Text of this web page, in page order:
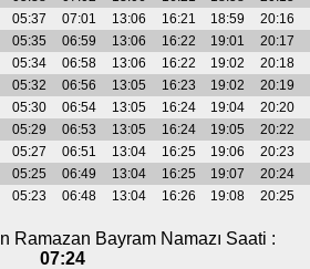
05:37 07:01 13:06 16:21 18:59
20:16
05:35 06:59 13:06 16:22 19:01
20:17
05:34 06:58 13:06 16:22 19:02
20:18
05:32 06:56 13:05 16:23 19:02
20:19
05:30 06:54 13:05 16:24 19:04
20:20
05:29 06:53 13:05 16:24 19:05
20:22
05:27 06:51 13:04 16:25 19:06
20:23
05:25 06:49 13:04 16:25 19:07
20:24
05:23 06:48 13:04 16:26 19:08 20:25
Ramazan Bayram Namazı Saati :
07:24